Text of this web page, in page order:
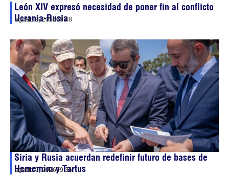
León XIV expresó necesidad de poner fin al conflicto
Ucrania-Rusia
agosto 9, 202609:48
Siria y Rusia acuerdan redefinir futuro de bases de
Hememim y Tartus
agosto 9, 202609:36